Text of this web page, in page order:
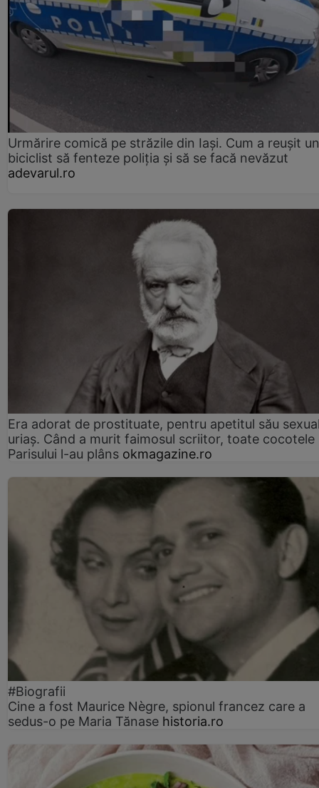
Urmărire comică pe străzile din Iași. Cum a reușit un
biciclist să fenteze poliția și să se facă nevăzut
adevarul.ro
Era adorat de prostituate, pentru apetitul său
uriaș. Când a murit faimosul scriitor, toate cocotele
Parisului l-au plâns okmagazine.ro
#Biografii
Cine a fost Maurice Nègre, spionul francez care a
sedus-o pe Maria Tănase historia.ro